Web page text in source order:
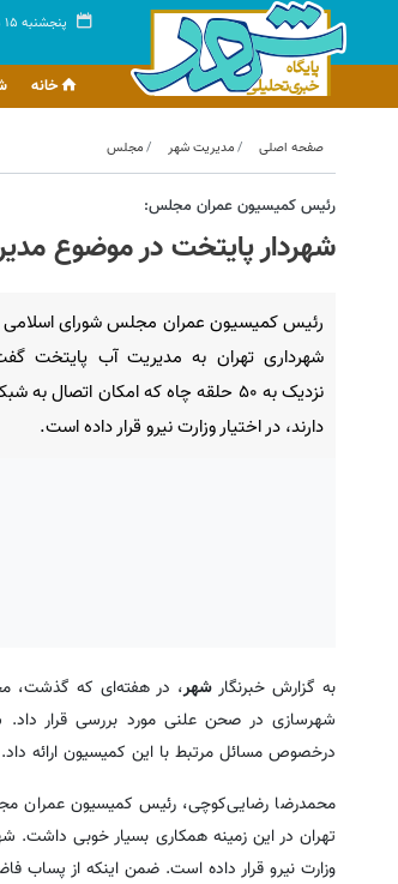
پنجشنبه ۱۵ مرداد ۱۴۰۵
خانه
صفحه اصلی مدیریت شهر مجلس
رئیس کمیسیون عمران مجلس:
شهردار پایتخت در موضوع
رئیس کمیسیون عمران مجلس شورای اسلامی
شهرداری تهران به مدیریت آب پایتخت
نزدیک به ۵۰ حلقه چاه که امکان اتصال
دارند، در اختیار وزارت نیرو قرار داده است.
به گزارش خبرنگارشهر، در هفته‌ای که گذشت،
شهرسازی در صحن علنی مورد بررسی قرار داد.
درخصوص مسائل مرتبط با این کمیسیون ارائه داد.
محمدرضا رضایی‌کوچی، رئیس کمیسیون عمران
وزارت نیرو قرار داده است. ضمن اینکه از پساب